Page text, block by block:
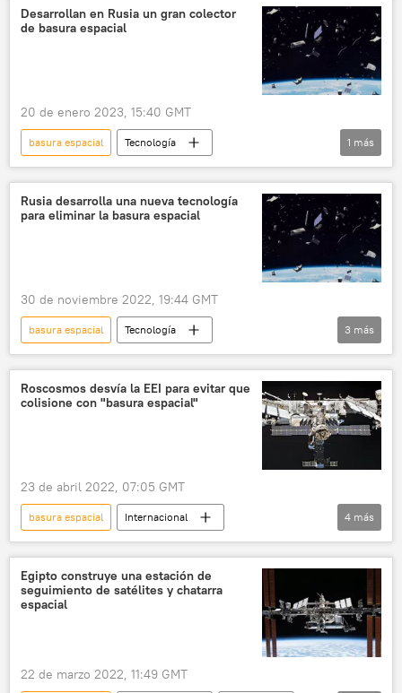
🚀 Conquista espacial
Ciencia
espacio
Desarrollan en Rusia un gran colector
de basura espacial
20 de enero 2023, 15:40 GMT
basura espacial
Tecnología
🚀 Conquista espacial
1 más
Rusia desarrolla una nueva tecnología
para eliminar la basura espacial
30 de noviembre 2022, 19:44 GMT
basura espacial
Tecnología
🚀 Conquista espacial
basura Rusia
3 más
Roscosmos desvía la EEI para evitar que
colisione con "basura espacial"
23 de abril 2022, 07:05 GMT
basura espacial
Internacional
🚀 Conquista espacial
espacio
Roscosmos
Estación Espacial Internacional (EEI)
4 más
Egipto construye una estación de
seguimiento de satélites y chatarra
espacial
22 de marzo 2022, 11:49 GMT